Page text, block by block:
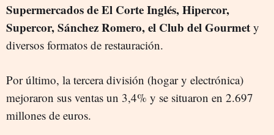
Supermercados de El Corte Inglés, Hipercor,
Supercor, Sánchez Romero, el Club del Gourmet y
diversos formatos de restauración.
Por último, la tercera división (hogar y electrónica)
mejoraron sus ventas un 3,4% y se situaron en 2.697
millones de euros.